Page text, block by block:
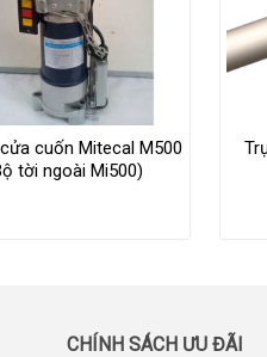
cuốn Mitecal M500
tời ngoài Mi500)
CHÍNH SÁCH ƯU ĐÃI